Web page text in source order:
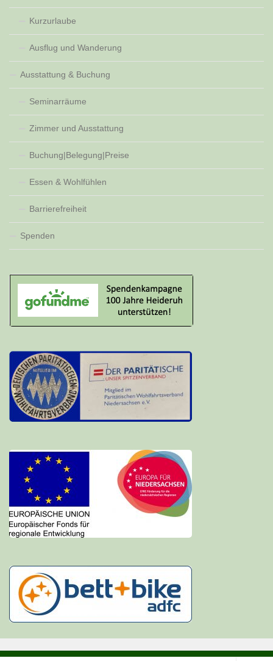
Kurzurlaube
Ausflug und Wanderung
Ausstattung & Buchung
Seminarräume
Zimmer und Ausstattung
Buchung|Belegung|Preise
Essen & Wohlfühlen
Barrierefreiheit
Spenden